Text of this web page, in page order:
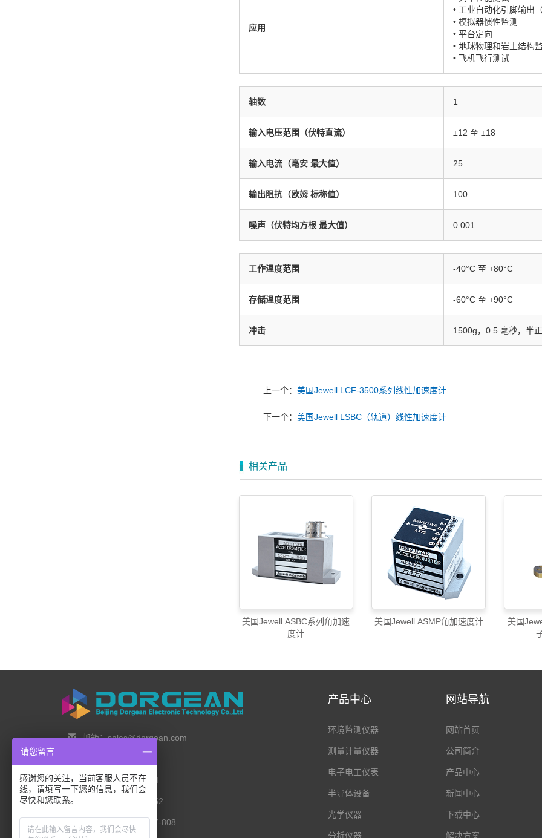
应用
• 工业自动化引脚输出
• 模拟器惯性监测
• 平台定向
• 地球物理和岩土结构
• 飞机飞行测试
轴数 1
输入电压范围（伏特直流） ±12 至 ±18
输入电流（毫安 最大值） 25
输出阻抗（欧姆 标称值） 100
噪声（伏特均方根 最大值） 0.001
工作温度范围 -40°C 至 +80°C
存储温度范围 -60°C 至 +90°C
冲击 1500g，0.5 毫秒，半
上一个： 美国Jewell LCF-3500系列线性加速度计
下一个： 美国Jewell LSBC（轨道）线性加速度计
相关产品
美国Jewell ASBC系列角加速
度计
美国Jewell ASMP角加速度计
美国
邮箱：sales@dorgean.com
电话：0l0-5286777I
手机：138 1111 I452
传真：0I0-8235l027-808
产品中心
环境监测仪器
测量计量仪器
电子电工仪表
半导体设备
光学仪器
分析仪器
网站导航
网站首页
公司简介
产品中心
新闻中心
下载中心
解决方案
请您留言
感谢您的关注，当前客服人员不在
线，请填写一下您的信息，我们会
尽快和您联系。